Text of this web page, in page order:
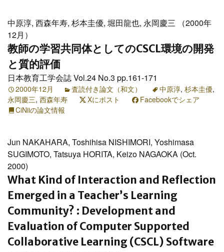
キ
プ
中原淳, 西森年寿, 杉本圭優, 堀田龍也, 永岡慶三 （2000年
12月）
教師の学習共同体としてのCSCL環境の開発
と質的評価
日本教育工学会誌 Vol.24 No.3 pp.161-171
2000年12月 査読付き論文（和文） 中原淳, 杉本圭優,
永岡慶三, 西森年寿 Xにポスト
Facebookでシェア
CiNiiの論文情報
Jun NAKAHARA, Toshihisa NISHIMORI, Yoshimasa
SUGIMOTO, Tatsuya HORITA, Keizo NAGAOKA (Oct.
2000)
What Kind of Interaction and Reflection
Emerged in a Teacher’s Learning
Community? : Development and
Evaluation of Computer Supported
Collaborative Learning (CSCL) Software